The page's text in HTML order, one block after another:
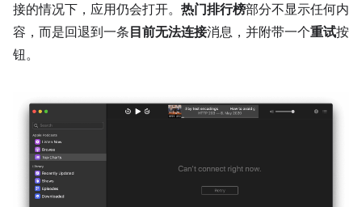
接的情况下，应用仍会打开。 热门排行榜部分不显示任何内
容，而是回退到一条目前无法连接消息，并附带一个重试按
钮。